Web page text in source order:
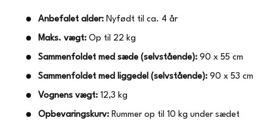
Anbefalet alder: Nyfødt til ca. 4 år
Maks. vægt: Op til 22 kg
Sammenfoldet med sæde (selvstående): 90 x 55 cm
Sammenfoldet med liggedel (selvstående): 90 x 53 cm
Vognens vægt: 12,3 kg
Opbevaringskurv: Rummer op til 10 kg under sædet